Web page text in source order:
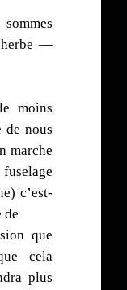
—
moins
nous
marche
c’est-
de
que
cela
plus